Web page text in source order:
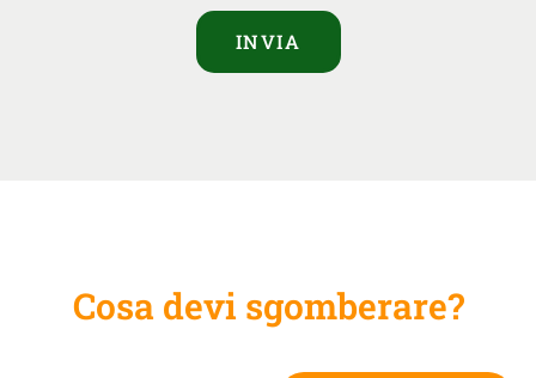
INVIA
Cosa devi sgomberare?